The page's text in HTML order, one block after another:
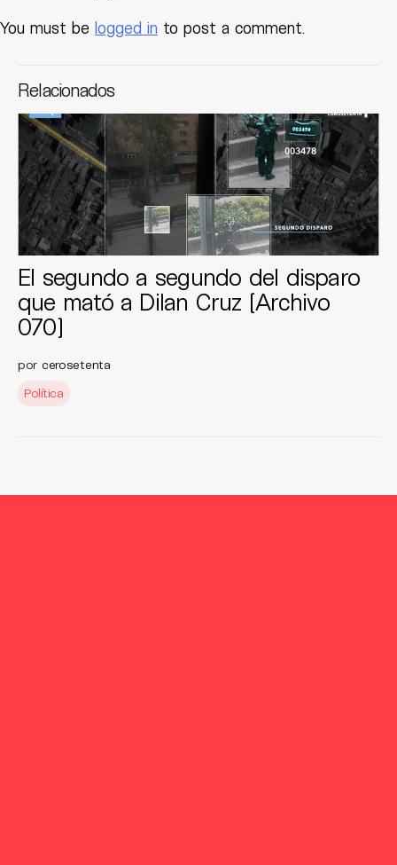
You must be logged in to post a comment.
Relacionados
El segundo a segundo del disparo
que mató a Dilan Cruz [Archivo
070]
por cerosetenta
Política